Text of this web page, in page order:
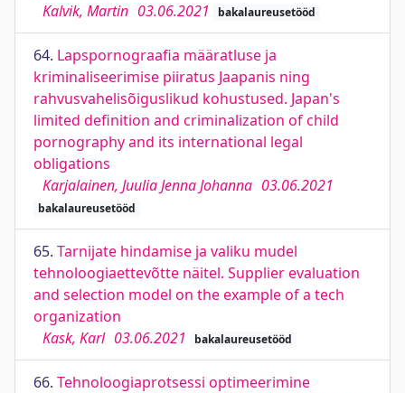
Kalvik, Martin 03.06.2021 bakalaureusetööd
64. Lapspornograafia määratluse ja
kriminaliseerimise piiratus Jaapanis ning
rahvusvahelisõiguslikud kohustused. Japan's
limited definition and criminalization of child
pornography and its international legal
obligations
Karjalainen, Juulia Jenna Johanna 03.06.2021
bakalaureusetööd
65. Tarnijate hindamise ja valiku mudel
tehnoloogiaettevõtte näitel. Supplier evaluation
and selection model on the example of a tech
organization
Kask, Karl 03.06.2021 bakalaureusetööd
66. Tehnoloogiaprotsessi optimeerimine